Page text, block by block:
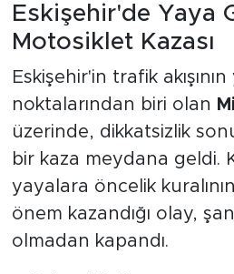
Eskişehir'de Yaya
Motosiklet Kazası
Eskişehir'in trafik
noktalarından biri olan
üzerinde, dikkatsizlik
bir kaza meydana geldi.
yayalara öncelik
önem kazandığı olay,
olmadan kapandı.